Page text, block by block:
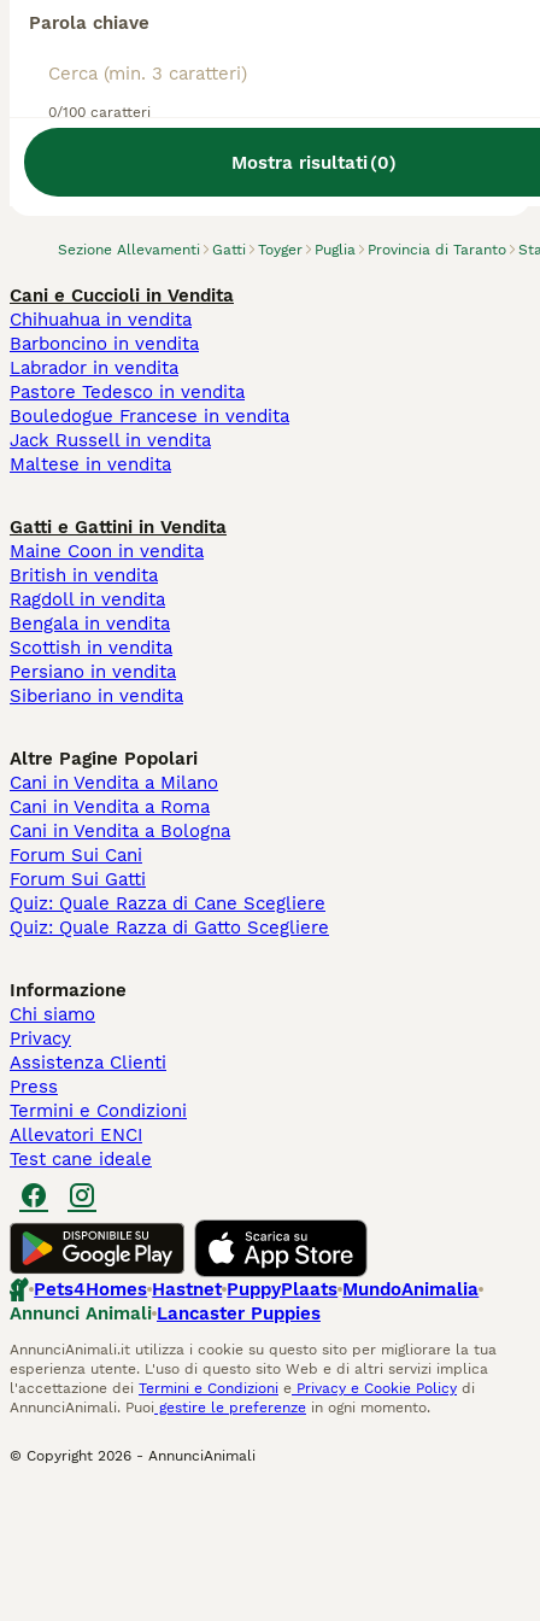
Parola chiave
0/100 caratteri
Mostra risultati(0)
Sezione Allevamenti Gatti Toyger Puglia Provincia di Taranto
Abbiamo trovato 0 Allevamento gatto Toyger,
Statte.
Cani e Cuccioli in Vendita
Chihuahua in vendita
Barboncino in vendita
Labrador in vendita
Pastore Tedesco in vendita
Bouledogue Francese in vendita
Jack Russell in vendita
Maltese in vendita
Gatti e Gattini in Vendita
Maine Coon in vendita
British in vendita
Ragdoll in vendita
Bengala in vendita
Scottish in vendita
Persiano in vendita
Siberiano in vendita
Altre Pagine Popolari
Cani in Vendita a Milano
Cani in Vendita a Roma
Cani in Vendita a Bologna
Forum Sui Cani
Forum Sui Gatti
Quiz: Quale Razza di Cane Scegliere
Quiz: Quale Razza di Gatto Scegliere
Informazione
Chi siamo
Privacy
Assistenza Clienti
Press
Termini e Condizioni
Allevatori ENCI
Test cane ideale
Pets4Homes Hastnet PuppyPlaats MundoAnimalia
Annunci Animali Lancaster Puppies
AnnunciAnimali.it utilizza i cookie su questo sito per migliorare la tua
esperienza utente. L'uso di questo sito Web e di altri servizi implica
l'accettazione dei Termini e Condizioni e Privacy e Cookie Policy di
AnnunciAnimali. Puoi gestire le preferenze in ogni momento.
© Copyright 2026 - AnnunciAnimali